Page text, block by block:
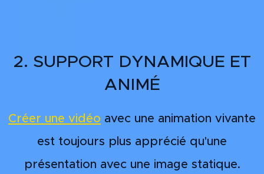
2. SUPPORT DYNAMIQUE ET
ANIMÉ
Créer une vidéo avec une animation vivante
est toujours plus apprécié qu'une
présentation avec une image statique.